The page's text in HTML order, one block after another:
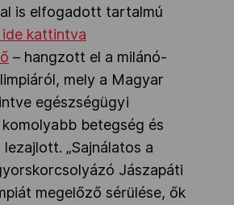
is elfogadott tartalmú
kattintva
– hangzott el a milánó-
mely a Magyar
egészségügyi
betegség és
lezajlott. „Sajnálatos a
Jászapáti
megelőző sérülése, ők